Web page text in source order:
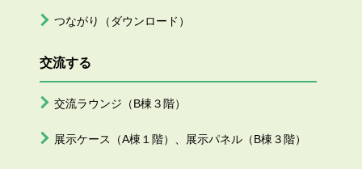
つながり（ダウンロード）
交流する
交流ラウンジ（B棟３階）
展示ケース（A棟１階）、展示パネル（B棟３階）